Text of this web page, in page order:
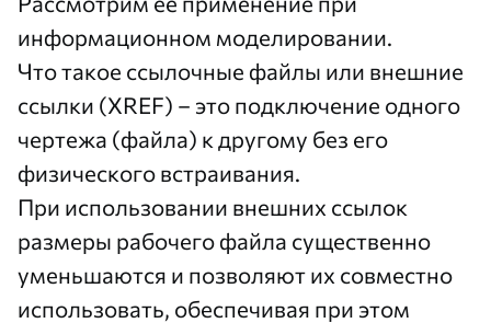
информационном моделировании.
Что такое ссылочные файлы или внешние
ссылки (XREF) – это подключение одного
чертежа (файла) к другому без его
физического встраивания.
При использовании внешних ссылок
размеры рабочего файла существенно
уменьшаются и позволяют их совместно
использовать, обеспечивая при этом